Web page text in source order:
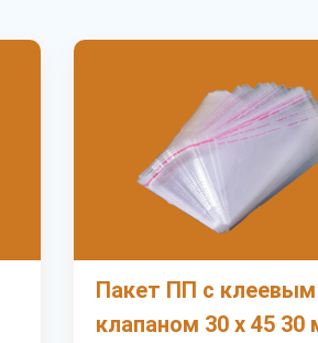
Пакет ПП с клеевым
клапаном 30 х 45 30